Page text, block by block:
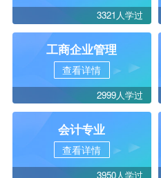
3321人学过
工商企业管理
查看详情
2999人学过
会计专业
查看详情
3950人学过